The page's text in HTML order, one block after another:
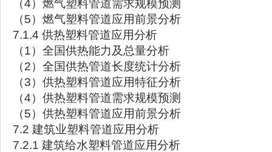
（4）燃气塑料管道需求规模预测
（5）燃气塑料管道应用前景分析
7.1.4 供热塑料管道应用分析
（1）全国供热能力及总量分析
（2）全国供热管道长度统计分析
（3）供热塑料管道应用特征分析
（4）供热塑料管道需求规模预测
（5）供热塑料管道应用前景分析
7.2 建筑业塑料管道应用分析
7.2.1 建筑给水塑料管道应用分析